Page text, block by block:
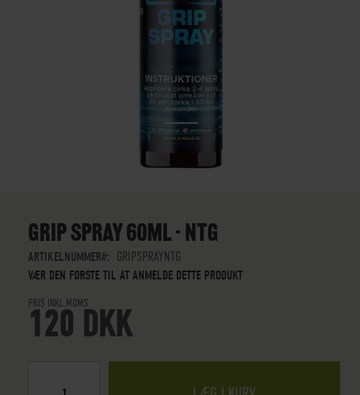
BILLEDGALLERIET
GRIP SPRAY 60ML - NTG
ARTIKELNUMMER
GRIPSPRAYNTG
VÆR DEN FØRSTE TIL AT ANMELDE DETTE PRODUKT
PRIS INKL.MOMS
120 DKK